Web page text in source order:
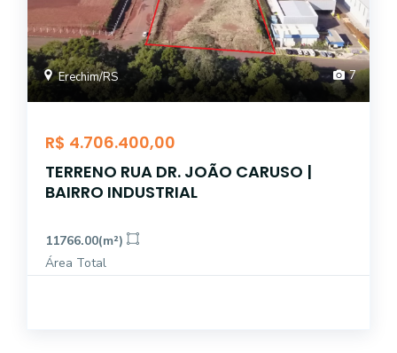
Erechim/RS 7
R$ 4.706.400,00
TERRENO RUA DR. JOÃO CARUSO |
BAIRRO INDUSTRIAL
11766.00(m²)
Área Total